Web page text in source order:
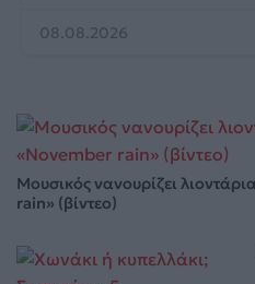
08.08.2026
Μουσικός νανουρίζει
rain» (βίντεο)